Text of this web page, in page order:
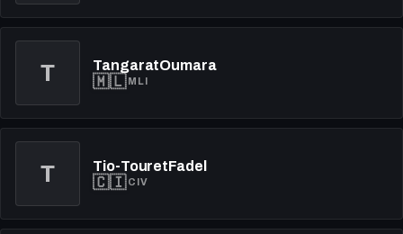
T TangaratOumara
🇲🇱MLI
T Tio-TouretFadel
🇨🇮CIV